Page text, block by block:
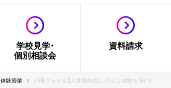
学校見学・
個別相談会
資料請求
体験授業 LIVEフェスタ【入退場自由】いろんな体験を1日で